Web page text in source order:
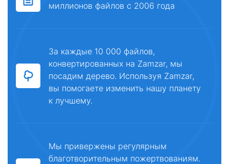
миллионов файлов с 2006 года
За каждые 10 000 файлов,
конвертированных на Zamzar, мы
посадим дерево. Используя Zamzar,
вы помогаете изменить нашу планету
к лучшему.
Мы привержены регулярным
благотворительным пожертвованиям.